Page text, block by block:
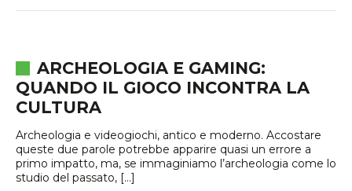
ARCHEOLOGIA E GAMING:
QUANDO IL GIOCO INCONTRA LA
CULTURA
Archeologia e videogiochi, antico e moderno. Accostare
queste due parole potrebbe apparire quasi un errore a
primo impatto, ma, se immaginiamo l’archeologia come lo
studio del passato, […]